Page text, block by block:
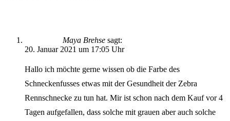
Maya Brehse sagt:
20. Januar 2021 um 17:05 Uhr
Hallo ich möchte gerne wissen ob die Farbe des
Schneckenfusses etwas mit der Gesundheit der Zebra
Rennschnecke zu tun hat. Mir ist schon nach dem Kauf vor 4
Tagen aufgefallen, dass solche mit grauen aber auch solche